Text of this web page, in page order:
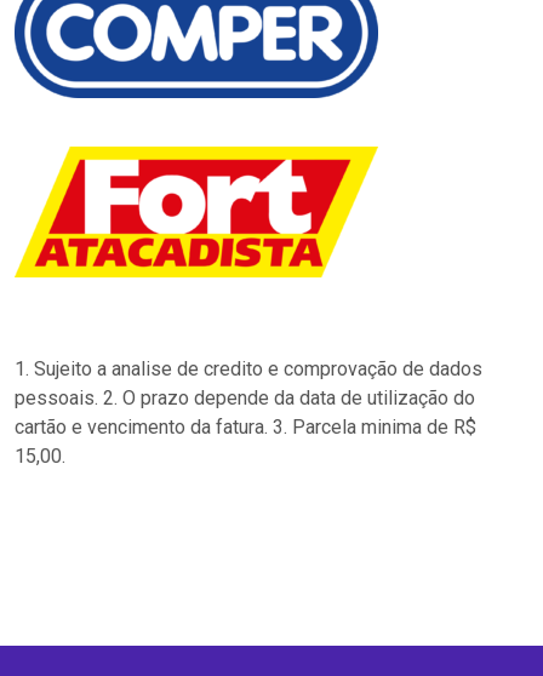
1. Sujeito a analise de credito e comprovação de dados
pessoais. 2. O prazo depende da data de utilização do
cartão e vencimento da fatura. 3. Parcela minima de R$
15,00.